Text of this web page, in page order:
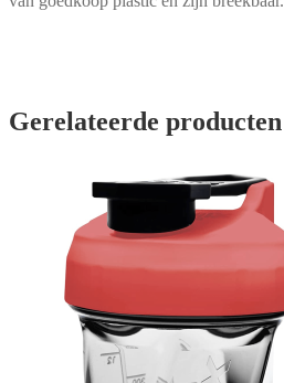
Gerelateerde producten